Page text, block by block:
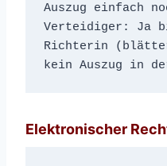
Auszug einfach
Verteidiger: Ja
Richterin
kein Auszug in
Elektronischer